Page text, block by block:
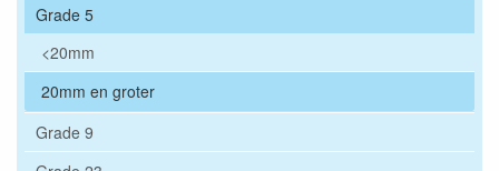
Grade 5
<20mm
20mm en groter
Grade 9